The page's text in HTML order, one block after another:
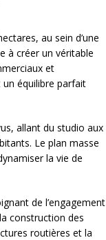
au sein d’une
à créer un véritable
et
équilibre parfait
allant du studio aux
Le plan masse
la vie de
de l’engagement
construction des
routières et la